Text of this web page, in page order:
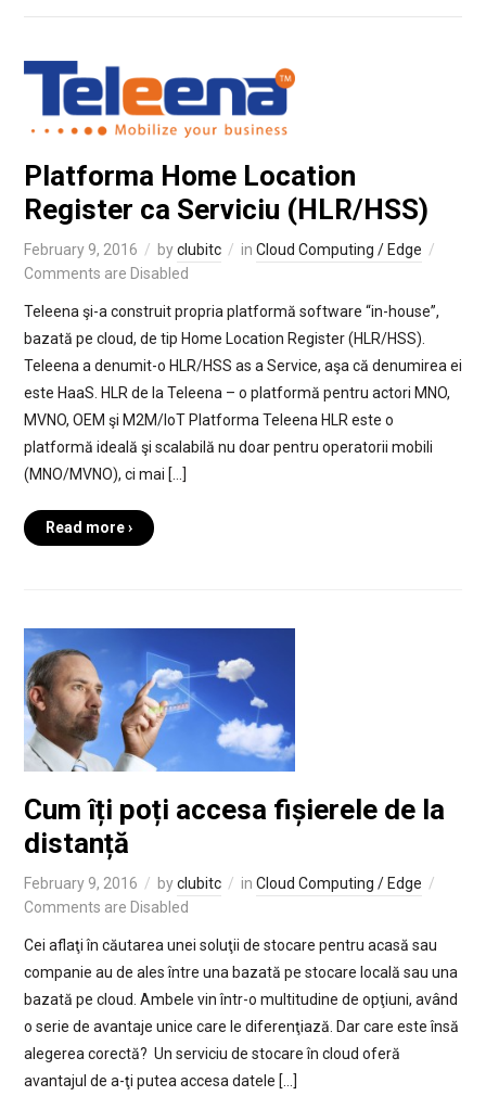
Platforma Home Location
Register ca Serviciu (HLR/HSS)
February 9, 2016 byclubitc in Cloud Computing / Edge
Comments are Disabled
Teleena şi-a construit propria platformă software “in-house”,
bazată pe cloud, de tip Home Location Register (HLR/HSS).
Teleena a denumit-o HLR/HSS as a Service, aşa că denumirea ei
este HaaS. HLR de la Teleena – o platformă pentru actori MNO,
MVNO, OEM şi M2M/IoT Platforma Teleena HLR este o
platformă ideală şi scalabilă nu doar pentru operatorii mobili
(MNO/MVNO), ci mai […]
Read more ›
Cum îți poți accesa fișierele de la
distanță
February 9, 2016 byclubitc in Cloud Computing / Edge
Comments are Disabled
Cei aflaţi în căutarea unei soluţii de stocare pentru acasă sau
companie au de ales între una bazată pe stocare locală sau una
bazată pe cloud. Ambele vin într-o multitudine de opţiuni, având
o serie de avantaje unice care le diferenţiază. Dar care este însă
alegerea corectă? Un serviciu de stocare în cloud oferă
avantajul de a-ţi putea accesa datele […]